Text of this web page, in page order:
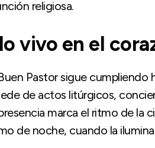
religiosa.
vivo en el
Pastor sigue
de actos litúrgicos,
marca el ritmo de la
de noche, cuando la